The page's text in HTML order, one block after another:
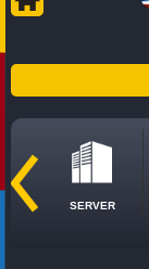
SERVER